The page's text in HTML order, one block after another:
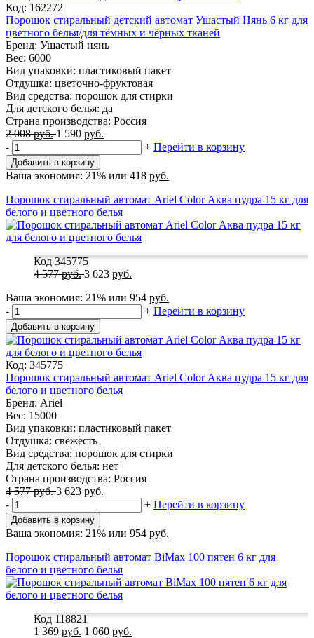
Код: 162272
Порошок стиральный детский автомат Ушастый Нянь 6 кг для
цветного белья/для тёмных и чёрных тканей
Бренд: Ушастый нянь
Вес: 6000
Вид упаковки: пластиковый пакет
Отдушка: цветочно-фруктовая
Вид средства: порошок для стирки
Для детского белья: да
Страна производства: Россия
2 008руб. 1 590 руб.
-
+ Перейти в корзину
Добавить в корзину
Ваша экономия: 21% или 418 руб.
Порошок стиральный автомат Ariel Color Аква пудра 15 кг для
белого и цветного белья
Код 345775
4 577руб. 3 623 руб.
Ваша экономия: 21% или 954 руб.
-
+ Перейти в корзину
Добавить в корзину
Код: 345775
Порошок стиральный автомат Ariel Color Аква пудра 15 кг для
белого и цветного белья
Бренд: Ariel
Вес: 15000
Вид упаковки: пластиковый пакет
Отдушка: свежесть
Вид средства: порошок для стирки
Для детского белья: нет
Страна производства: Россия
4 577руб. 3 623 руб.
-
+ Перейти в корзину
Добавить в корзину
Ваша экономия: 21% или 954 руб.
Порошок стиральный автомат BiMax 100 пятен 6 кг для
белого и цветного белья
Код 118821
1 369руб. 1 060 руб.